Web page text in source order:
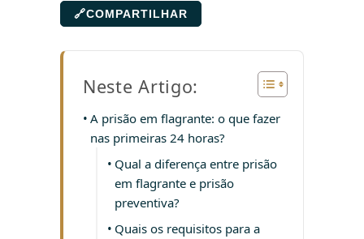
🔗COMPARTILHAR
Neste Artigo:
A prisão em flagrante: o que fazer
nas primeiras 24 horas?
Qual a diferença entre prisão
em flagrante e prisão
preventiva?
Quais os requisitos para a